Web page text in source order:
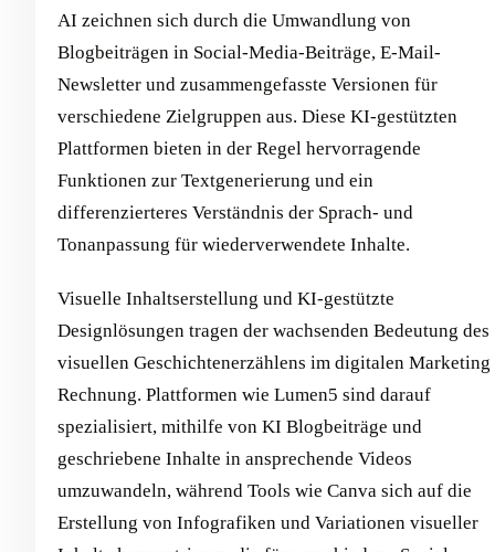
AI zeichnen sich durch die Umwandlung von
Blogbeiträgen in Social-Media-Beiträge, E-Mail-
Newsletter und zusammengefasste Versionen für
verschiedene Zielgruppen aus. Diese KI-gestützten
Plattformen bieten in der Regel hervorragende
Funktionen zur Textgenerierung und ein
differenzierteres Verständnis der Sprach- und
Tonanpassung für wiederverwendete Inhalte.
Visuelle Inhaltserstellung und KI-gestützte
Designlösungen tragen der wachsenden Bedeutung des
visuellen Geschichtenerzählens im digitalen Marketing
Rechnung. Plattformen wie Lumen5 sind darauf
spezialisiert, mithilfe von KI Blogbeiträge und
geschriebene Inhalte in ansprechende Videos
umzuwandeln, während Tools wie Canva sich auf die
Erstellung von Infografiken und Variationen visueller